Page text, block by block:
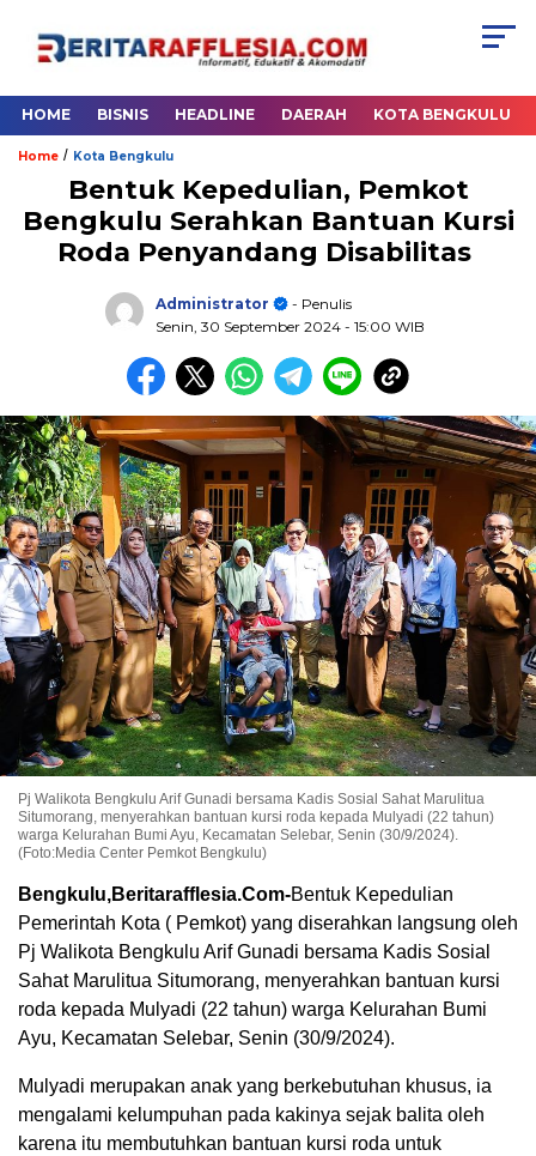
HOME BISNIS HEADLINE DAERAH KOTA BENGKULU
Home / Kota Bengkulu
Bentuk Kepedulian, Pemkot
Bengkulu Serahkan Bantuan Kursi
Roda Penyandang Disabilitas
Administrator
- Penulis
Senin, 30 September 2024 - 15:00 WIB
Pj Walikota Bengkulu Arif Gunadi bersama Kadis Sosial Sahat Marulitua
Situmorang, menyerahkan bantuan kursi roda kepada Mulyadi (22 tahun)
warga Kelurahan Bumi Ayu, Kecamatan Selebar, Senin (30/9/2024).
(Foto:Media Center Pemkot Bengkulu)
Bengkulu,Beritarafflesia.Com-Bentuk Kepedulian
Pemerintah Kota ( Pemkot) yang diserahkan langsung oleh
Pj Walikota Bengkulu Arif Gunadi bersama Kadis Sosial
Sahat Marulitua Situmorang, menyerahkan bantuan kursi
roda kepada Mulyadi (22 tahun) warga Kelurahan Bumi
Ayu, Kecamatan Selebar, Senin (30/9/2024).
Mulyadi merupakan anak yang berkebutuhan khusus, ia
mengalami kelumpuhan pada kakinya sejak balita oleh
karena itu membutuhkan bantuan kursi roda untuk